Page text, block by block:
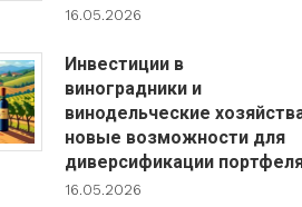
16.05.2026
Инвестиции в
виноградники и
винодельческие
новые возможности для
диверсификации
16.05.2026